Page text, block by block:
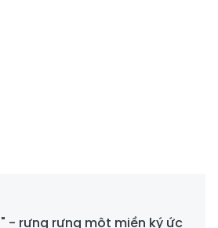
- rưng rưng một miền ký ức